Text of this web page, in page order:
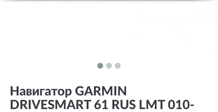
Навигатор GARMIN
DRIVESMART 61 RUS LMT 010-